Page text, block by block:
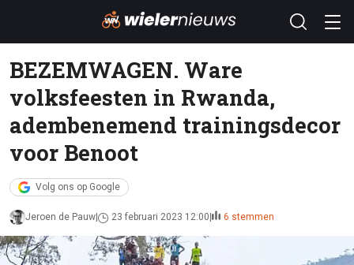
BEZEMWAGEN. Ware
volksfeesten in Rwanda,
adembenemend trainingsdecor
voor Benoot
Volg ons op Google
Jeroen de Pauw 23 februari 2023 12:00 6 stemmen